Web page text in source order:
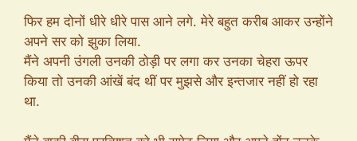
फिर हम दोनों धीरे धीरे पास आने लगे. मेरे बहुत करीब आकर उन्होंने
अपने सर को झुका लिया.
मैंने अपनी उंगली उनकी ठोड़ी पर लगा कर उनका चेहरा ऊपर
किया तो उनकी आंखें बंद थीं पर मुझसे और इन्तजार नहीं हो रहा
था.